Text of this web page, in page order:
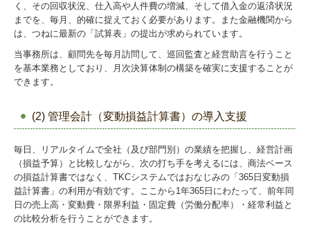
く、その回収状況、仕入高や人件費の増減、そして借入金の返済状況
までを、毎月、的確に捉えておく必要があります。また金融機関から
は、つねに最新の「試算表」の提出が求められています。
当事務所は、顧問先を毎月訪問して、巡回監査と経営助言を行うこと
を基本業務としており、月次決算体制の構築を確実に支援することが
できます。
(2) 管理会計（変動損益計算書）の導入支援
毎日、リアルタイムで全社（及び部門別）の業績を把握し、経営計画
（損益予算）と比較しながら、次の打ち手を考えるには、商法ベース
の損益計算書ではなく、TKCシステムではおなじみの「365日変動損
益計算書」の利用が有効です。ここから1年365日にわたって、前年同
日の売上高・変動費・限界利益・固定費（労働分配率）・経常利益と
の比較分析を行うことができます。